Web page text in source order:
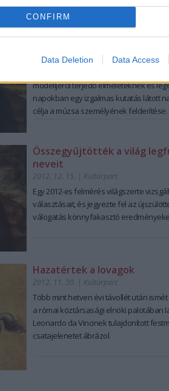
CONFIRM
Data Deletion Data Access
Tovább keresik a titokzatos
2012. 12. 16.|Kultúrpart
modelljéről terjedő elméleteknek és
napokban egy izgalmas kutatás látott
célja a múzsa személyének felderítése.
Összegyűjtötték a világ
neveit
2012. 12. 15. | Kultúrpart
Egy 2012-es felmérés világszerte
választásait, és jegyezte fel az
válogatás könnyfakasztó
Hazatértek a lovagok
2012. 11. 30. | Kultúrpart
Több mint hetven évi távollét után
a római köztársasági elnöki palotában
Leonardo da Vincinek tulajdonított
csatajelenetet ábrázol.